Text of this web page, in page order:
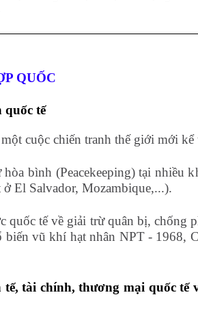
QUỐC
tế
cuộc chiến tranh thế giới mới kể
bình (Peacekeeping) tại nhiều
El Salvador, Mozambique,...).
quốc tế về giải trừ quân bị, chống
vũ khí hạt nhân NPT - 1968,
tài chính, thương mại quốc tế